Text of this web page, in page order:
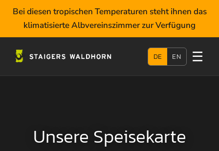
Bei diesen tropischen Temperaturen steht ihnen das
klimatisierte Albvereinszimmer zur Verfügung
DE EN ☰
Unsere Speisekarte